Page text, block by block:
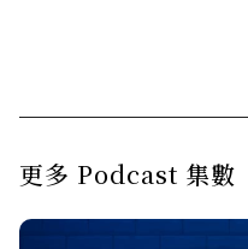
更多 Podcast 集數